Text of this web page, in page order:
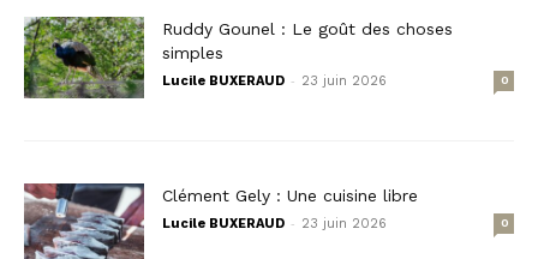
Ruddy Gounel : Le goût des choses
simples
Lucile BUXERAUD - 23 juin 2026 0
Clément Gely : Une cuisine libre
Lucile BUXERAUD - 23 juin 2026 0